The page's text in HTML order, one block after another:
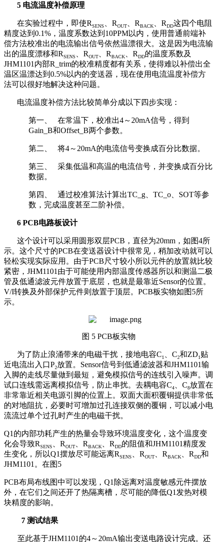
5 电流温度补偿原理
在实验过程中，即使RSENS ROUT RBACK RDD这四个电阻
精度达到 0.1% ，温度系数达到 10PPM以内，使用普通前端补
偿方法校准出的电流输出信号依然温漂很大。这是因为电流输
出的温度漂移和RSENS ROUT RBACK RDD的温度系数及
JHM1101 内部R_trim的校准精度都有关系，使得难以补偿出全
温区温漂达到 0.5%以内的变送器，现在使用电流温度补偿方
法可以很好地解决这种问题。
电流温度补偿方法比较简单分成以下四步实现：
第一、 在常温下，校准出4～ 20mA信号，得到
Gain_B和Offset_B两个参数。
第二、 将4～ 20mA的电流信号变换成百分比数据。
第三、
采集低温和高温的电流信号，并变换成百分比
数据。
第四、 通过校准算法计算出TC_g TC_o SOT等参
数，完成温度甚至二阶补偿。
6 PCB电路板设计
这个设计可以采用圆形双层PCB ，直径为20mm ，如图4所
示。这个尺寸的PCB在变送器设计中很常见，稍加改动就可以
轻松实现实际应用。由于PCB尺寸较小所以元件的放置就比较
紧密， JHM1101 由于可能使用内部温度传感器所以和测温二极
管及低通滤波元件放置于底层，也就是最靠近Sensor的位置。
V/I转换及外部保护元件则放置于顶层。 PCB板实物如图5所
示。
图 5 PCB板实物
为了防止浪涌带来的电磁干扰，接地电容C1 C2和ZD1 贴
近电流出入口P2放置。 Sensor信号到低通滤波器和JHM1101输
入脚的走线尽量做到最短，避免模拟信号的连线引入噪声。调
试口连线需远离模拟信号，防止串扰。去耦电容C4 C8放置在
非常靠近相关电源引脚的位置上。双面大面积覆铜提供非常低
的对地阻抗，必要时可增加过孔连接双侧的覆铜，可以减小电
流流过单个过孔时产生的电磁干扰。
Q1 的内部功耗产生的热量会导致环境温度变化，这个温度变
化会导致RSENS ROUT RBACK RDD的阻值和JHM1101精度发
生变化，所以Q1摆放尽可能远离RSENS ROUT RBACK RDD和
JHM1101 。在图5
PCB布局布线图中可以发现， Q1 除远离对温度敏感元件摆放
外，在它们之间还开了热隔离槽，尽可能的降低Q1 发热对模
块精度的影响。
7 测试结果
至此基于JHM1101 的4～ 20mA输出变送电路设计完成。还